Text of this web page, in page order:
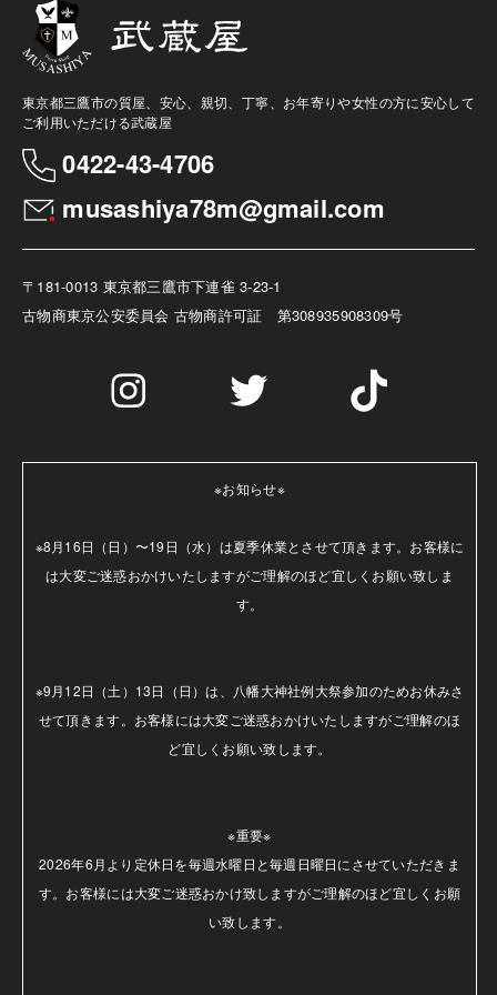
東京都三鷹市の質屋、安心、親切、丁寧、お年寄りや女性の方に安心して
ご利用いただける武蔵屋
0422-43-4706
musashiya78m@gmail.com
〒181-0013 東京都三鷹市下連雀 3-23-1
古物商東京公安委員会 古物商許可証 第308935908309号
※お知らせ※
※8月16日（日）〜19日（水）は夏季休業とさせて頂きます。お客様に
は大変ご迷惑おかけいたしますがご理解のほど宜しくお願い致しま
す。
※9月12日（土）13日（日）は、八幡大神社例大祭参加のためお休みさ
せて頂きます。お客様には大変ご迷惑おかけいたしますがご理解のほ
ど宜しくお願い致します。
※重要※
2026年6月より定休日を毎週水曜日と毎週日曜日にさせていただきま
す。お客様には大変ご迷惑おかけ致しますがご理解のほど宜しくお願
い致します。